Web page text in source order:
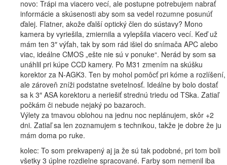
novo: Trápi ma viacero vecí, ale postupne potrebujem nabrať
informácie a skúsenosti aby som sa vedel rozumne posunúť
ďalej. Flatner, akože ďalší optický člen do sústavy? Mono
kamera by vyriešila, zmiernila a vylepšila viacero vecí. Keď už
mám ten 3″ výťah, tak by som rád išiel do snímača APC alebo
viac, ideálne CMOS „ešte nie sú v ponuke“. Nerád by som sa
unáhlil pri kúpe CCD kamery. Po M31 zmením na skúšku
korektor za N-AGK3. Ten by mohol pomôcť pri kóme a rozlíšení,
ale zároveň zníži podstatne svetelnosť. Ideálne by bolo dostať
sa k 3″ ASA korektoru a neriešiť strednú triedu od TSka. Zatiaľ
počkám či nebude nejaký po bazaroch.
Výlety za tmavou oblohou na jednu noc neplánujem, skôr +2
dni. Zatiaľ sa len zoznamujem s technikou, takže je dobre že ju
mám doma po ruke.
kolec: To som prekvapený aj ja že sú tak podobné, pri tom boli
všetky 3 úplne rozdielne spracované. Farby som nemenil iba